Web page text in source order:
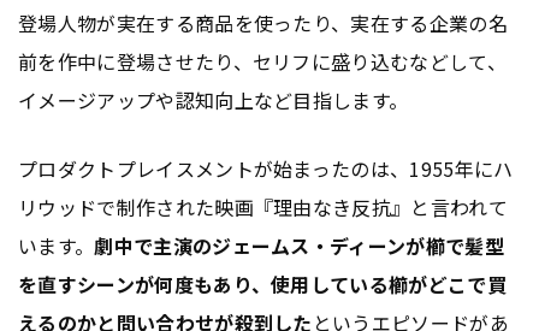
登場人物が実在する商品を使ったり、実在する企業の名
前を作中に登場させたり、セリフに盛り込むなどして、
イメージアップや認知向上など目指します。
プロダクトプレイスメントが始まったのは、1955年にハ
リウッドで制作された映画『理由なき反抗』と言われて
います。劇中で主演のジェームス・ディーンが櫛で髪型
を直すシーンが何度もあり、使用している櫛がどこで買
えるのかと問い合わせが殺到した というエピソードがあ